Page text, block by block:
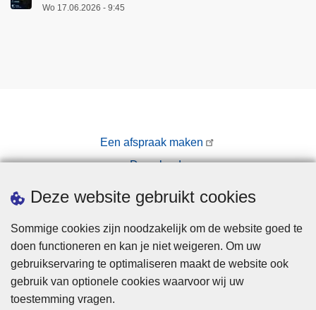
Deze website gebruikt cookies
Sommige cookies zijn noodzakelijk om de website goed te
doen functioneren en kan je niet weigeren. Om uw
gebruikservaring te optimaliseren maakt de website ook
gebruik van optionele cookies waarvoor wij uw
toestemming vragen.
Wo 17.06.2026 - 9:45
Een afspraak maken
Downloads